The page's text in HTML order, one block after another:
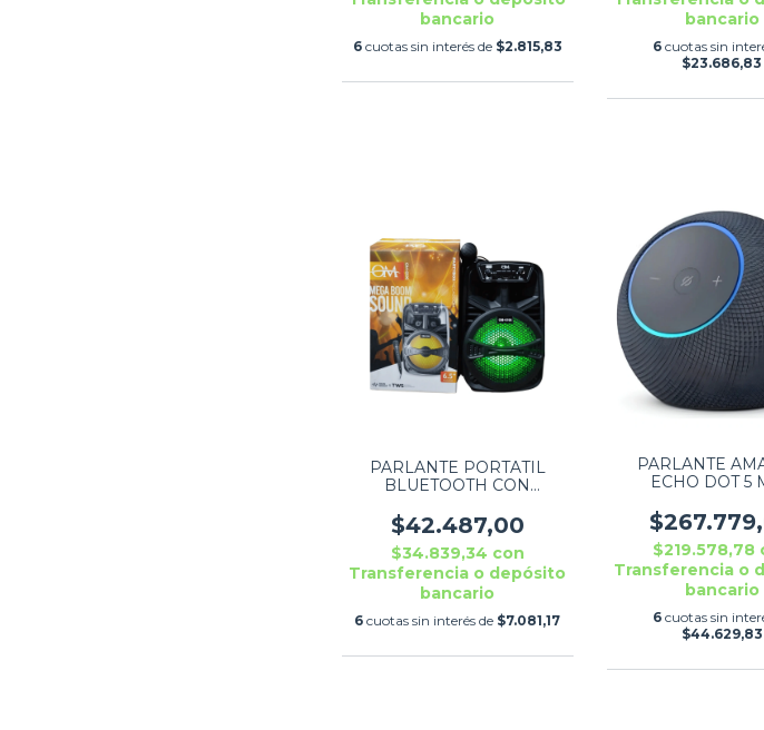
bancario
6 cuotas sin interés de $2.815,83
bancario
6 cuotas sin
$23.686,83
PARLANTE PORTATIL
BLUETOOTH CON
15W
$42.487,00
$34.839,34 con
Transferencia o depósito
bancario
6 cuotas sin interés de $7.081,17
PARLANTE
ECHO DOT 5
$219.578,78
Transferencia o
bancario
6 cuotas sin
$44.629,83